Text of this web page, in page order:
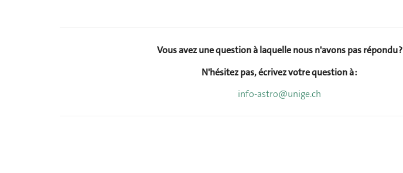
Vous avez une question à laquelle nous n'avons pas répondu ?
N'hésitez pas, écrivez votre question à :
info-astro@unige.ch